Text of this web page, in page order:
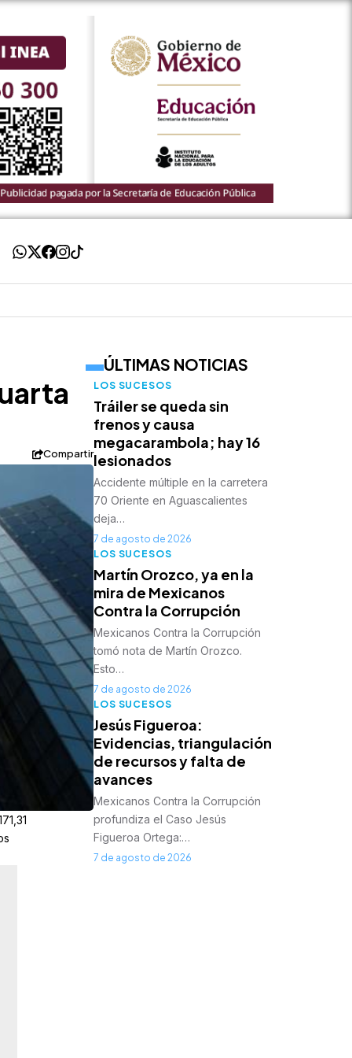
Compartir
ÚLTIMAS NOTICIAS
LOS SUCESOS
Tráiler se queda sin
frenos y causa
megacarambola; hay 16
lesionados
Accidente múltiple en la carretera
70 Oriente en Aguascalientes
deja…
7 de agosto de 2026
LOS SUCESOS
Martín Orozco, ya en la
mira de Mexicanos
Contra la Corrupción
Mexicanos Contra la Corrupción
tomó nota de Martín Orozco.
Esto…
7 de agosto de 2026
LOS SUCESOS
Jesús Figueroa:
Evidencias, triangulación
de recursos y falta de
avances
Mexicanos Contra la Corrupción
profundiza el Caso Jesús
Figueroa Ortega:…
7 de agosto de 2026